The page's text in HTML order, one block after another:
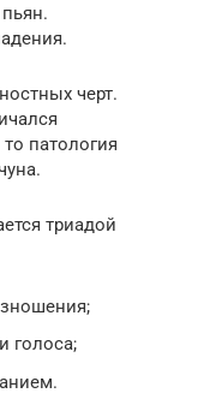
черт.
патология
триадой
голоса;